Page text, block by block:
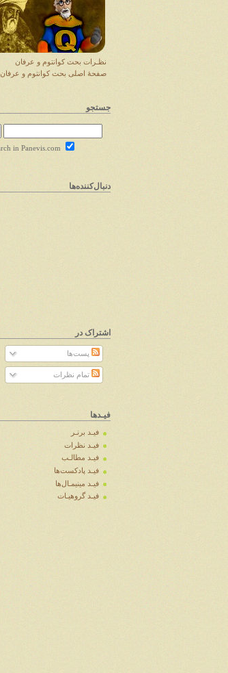
نظـرات بحث کوانتوم و عرفان
صفحهٔ اصلی بحث کوانتوم و عرفان
جستجو
دنبال‌کننده‌ها
اشتراک در
پست‌ها
تمام نظرات
فیـدها
فیـد برنـر
فیـد نظرات
فیـد مطالـب
فیـد پادکست‌ها
فیـد مینیمـال‌ها
فیـد گروهیـات